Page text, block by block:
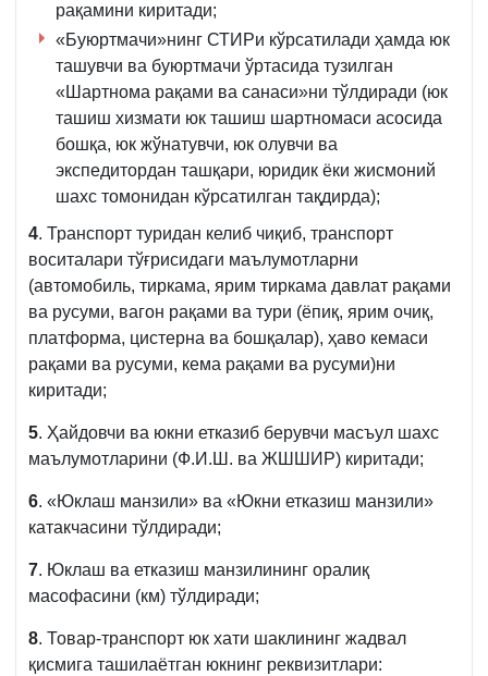
рақамини киритади;
«Буюртмачи»нинг СТИРи кўрсатилади ҳамда юк
ташувчи ва буюртмачи ўртасида тузилган
«Шартнома рақами ва санаси»ни тўлдиради (юк
ташиш хизмати юк ташиш шартномаси асосида
бошқа, юк жўнатувчи, юк олувчи ва
экспедитордан ташқари, юридик ёки жисмоний
шахс томонидан кўрсатилган тақдирда);
4. Транспорт туридан келиб чиқиб, транспорт
воситалари тўғрисидаги маълумотларни
(автомобиль, тиркама, ярим тиркама давлат рақами
ва русуми, вагон рақами ва тури (ёпиқ, ярим очиқ,
платформа, цистерна ва бошқалар), ҳаво кемаси
рақами ва русуми, кема рақами ва русуми)ни
киритади;
5. Ҳайдовчи ва юкни етказиб берувчи масъул шахс
маълумотларини (Ф.И.Ш. ва ЖШШИР) киритади;
6. «Юклаш манзили» ва «Юкни етказиш манзили»
катакчасини тўлдиради;
7. Юклаш ва етказиш манзилининг оралиқ
масофасини (км) тўлдиради;
8. Товар-транспорт юк хати шаклининг жадвал
қисмига ташилаётган юкнинг реквизитлари: